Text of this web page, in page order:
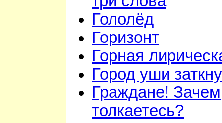
Гололёд
Горизонт
Горная
Город уши
Граждане! Зачем
толкаетесь?